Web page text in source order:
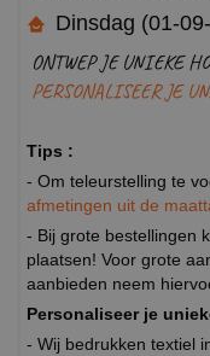
Dinsdag (01-
ONTWEP JE UNIEKE
PERSONALISEER JE
Tips :
- Om teleurstelling te
afmetingen uit de
- Bij grote bestellingen
plaatsen! Voor grote
aanbieden neem
Personaliseer je
- Wij bedrukken textiel